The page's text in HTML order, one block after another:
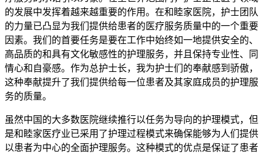
的发展中发挥着越来越重要的作用。在和睦家医院，护士团队
的力量已凸显为我们提供给患者的医疗服务质量中的一个重要
因素。我们的首要任务是要在工作中始终如一地提供安全的、
高品质的和具有文化敏感性的护理服务，并且保持专业性、同
情心和自豪感。作为总护士长，我为护士们的奉献感到骄傲，
这种奉献提升了我们提供给每一位患者及其家庭成员的护理服
务的质量。
虽然中国的大多数医院继续推行以任务为导向的护理模式，但
是和睦家医疗业已采用了护理过程模式来确保能够为人们提供
以患者为中心的全面护理服务。这种模式的优点是保证了患者